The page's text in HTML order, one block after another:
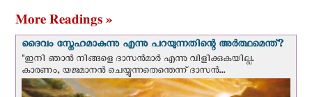
ശ്രദ്ധേയം
More Readings »
ദൈവം സ്നേഹമാകുന്നു എന്നു പറയുന്നതിന്റെ അർത്ഥമെന്ത്?
"ഇനി ഞാന്‍ നിങ്ങളെ ദാസന്‍മാര്‍ എന്നു വിളിക്കുകയില്ല.
കാരണം, യജമാനന്‍ ചെയ്യുന്നതെന്തെന്ന് ദാസന്‍...